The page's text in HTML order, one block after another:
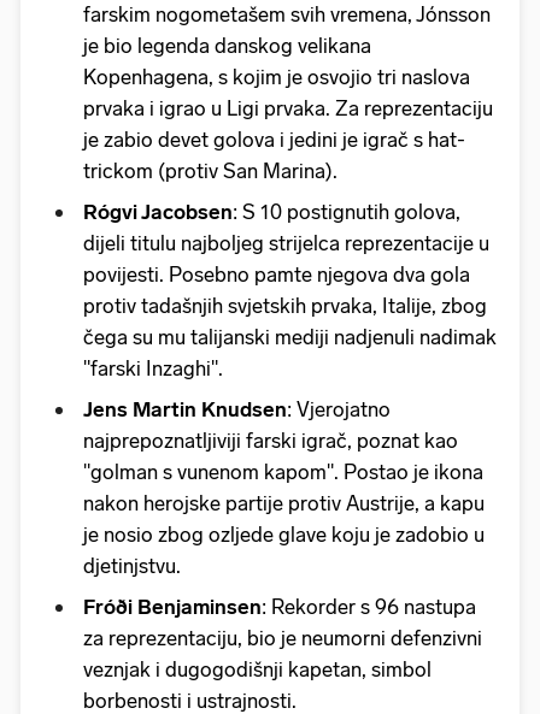
farskim nogometašem svih vremena, Jónsson
je bio legenda danskog velikana
Kopenhagena, s kojim je osvojio tri naslova
prvaka i igrao u Ligi prvaka. Za reprezentaciju
je zabio devet golova i jedini je igrač s hat-
trickom (protiv San Marina).
Rógvi Jacobsen: S 10 postignutih golova,
dijeli titulu najboljeg strijelca reprezentacije u
povijesti. Posebno pamte njegova dva gola
protiv tadašnjih svjetskih prvaka, Italije, zbog
čega su mu talijanski mediji nadjenuli nadimak
"farski Inzaghi".
Jens Martin Knudsen: Vjerojatno
najprepoznatljiviji farski igrač, poznat kao
"golman s vunenom kapom". Postao je ikona
nakon herojske partije protiv Austrije, a kapu
je nosio zbog ozljede glave koju je zadobio u
djetinjstvu.
Fróði Benjaminsen: Rekorder s 96 nastupa
za reprezentaciju, bio je neumorni defenzivni
veznjak i dugogodišnji kapetan, simbol
borbenosti i ustrajnosti.